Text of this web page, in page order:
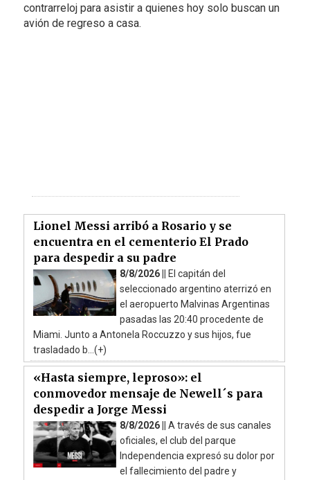
contrarreloj para asistir a quienes hoy solo buscan un
avión de regreso a casa.
Lionel Messi arribó a Rosario y se
encuentra en el cementerio El Prado
para despedir a su padre
8/8/2026 ||
El capitán del
seleccionado argentino aterrizó en
el aeropuerto Malvinas Argentinas
pasadas las 20:40 procedente de
Miami. Junto a Antonela Roccuzzo y sus hijos, fue
trasladado b...(+)
«Hasta siempre, leproso»: el
conmovedor mensaje de Newell´s para
despedir a Jorge Messi
8/8/2026 || A través de sus canales
oficiales, el club del parque
Independencia expresó su dolor por
el fallecimiento del padre y